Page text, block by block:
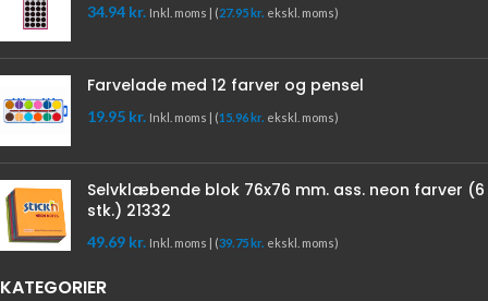
34.94 kr. Inkl. moms | (27.95kr. ekskl. moms)
Farvelade med 12 farver og pensel
19.95 kr. Inkl. moms | (15.96kr. ekskl. moms)
Selvklæbende blok 76x76 mm. ass. neon farver (6
stk.) 21332
49.69 kr. Inkl. moms | (39.75kr. ekskl. moms)
KATEGORIER